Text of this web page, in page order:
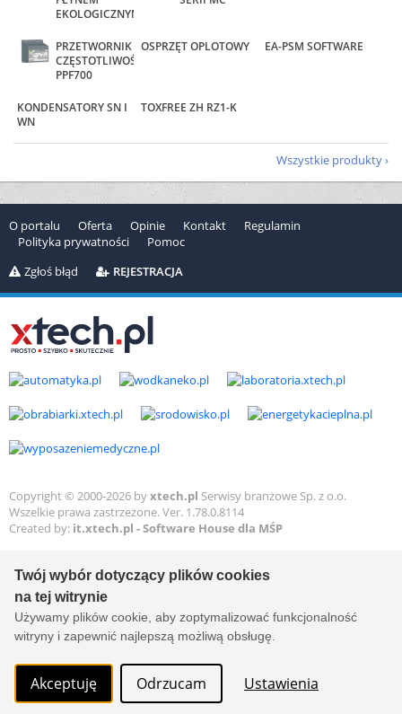
Twój wybór dotyczący plików cookies
na tej witrynie
Używamy plików cookie, aby zoptymalizować funkcjonalność
witryny i zapewnić najlepszą możliwą obsługę.
Akceptuję Odrzucam Ustawienia
OSPRZĘT OPLOTOWY EA-PSM SOFTWARE
KONDENSATORY SN I
WN
EKOLOGICZNYM
TOXFREE ZH RZ1-K
PRZETWORNIK
CZĘSTOTLIWOŚCI
PPF700
Wszystkie produkty
O portalu Oferta Opinie Kontakt
Regulamin
Polityka prywatności
Pomoc
Zgłoś błąd
REJESTRACJA
Copyright © 2000-2026 byxtech.pl Serwisy branżowe Sp. z o.o.
Wszelkie prawa zastrzeżone. Ver. 1.78.0.8114
Created by: it.xtech.pl - Software House dla MŚP